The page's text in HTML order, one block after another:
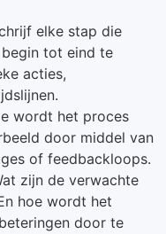
elke stap die
tot eind te
acties,
wordt het proces
door middel van
of feedbackloops.
zijn de verwachte
hoe wordt het
door te